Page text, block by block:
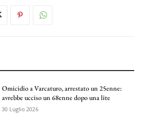
Omicidio a Varcaturo, arrestato un 25enne:
avrebbe ucciso un 68enne dopo una lite
30 Luglio 2026